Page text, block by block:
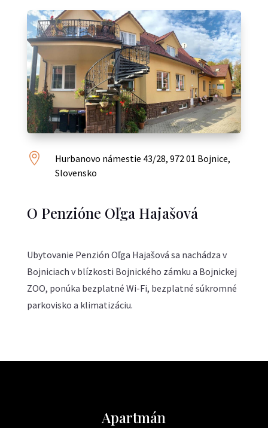

Hurbanovo námestie 43/28, 972 01 Bojnice,
Slovensko
O Penzióne Oľga Hajašová
Ubytovanie Penzión Oľga Hajašová sa nachádza v
Bojniciach v blízkosti Bojnického zámku a Bojnickej
ZOO, ponúka bezplatné Wi-Fi, bezplatné súkromné
parkovisko a klimatizáciu.
Apartmán